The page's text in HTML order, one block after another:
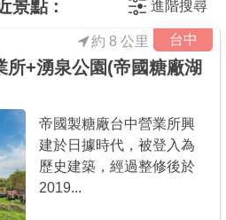
景點 : 進階搜尋
台中
約 8 公里
所+湧泉公園(帝國糖廠湖
帝國製糖廠台中營業所興
建於日據時代，被登入為
歷史建築，經過整修後於
2019...